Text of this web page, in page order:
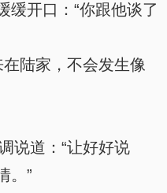
缓开口：“你跟他谈了
陆家，不会发生像
说道：“让好好说
。”